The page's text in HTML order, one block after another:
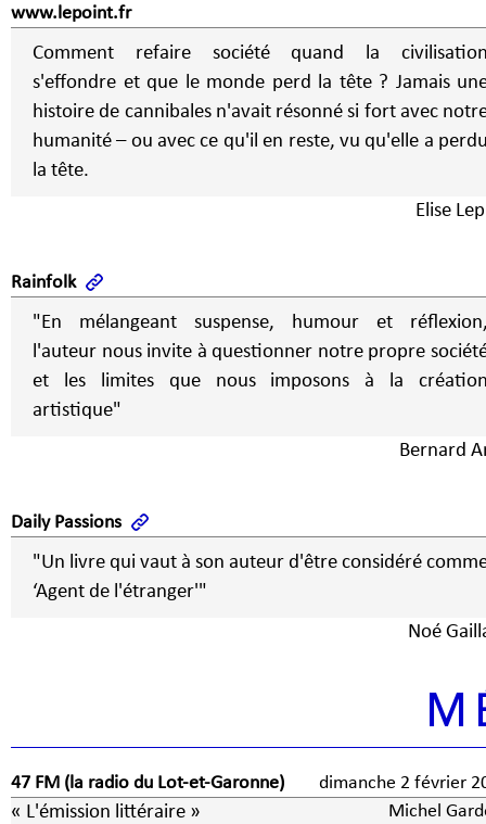
www.lepoint.fr
Comment refaire société quand la
s'effondre et que le monde perd la tête ? Jamais
histoire de cannibales n'avait résonné si fort avec
humanité – ou avec ce qu'il en reste, vu qu'elle a
la tête.
Elise
Rainfolk
"En mélangeant suspense, humour et
l'auteur nous invite à questionner notre propre
et les limites que nous imposons à la
artistique"
Bernard
Daily Passions
"Un livre qui vaut à son auteur d'être considéré
‘Agent de l'étranger'"
Noé
47 FM (la radio du Lot-et-Garonne) dimanche 2
« L'émission littéraire » Michel